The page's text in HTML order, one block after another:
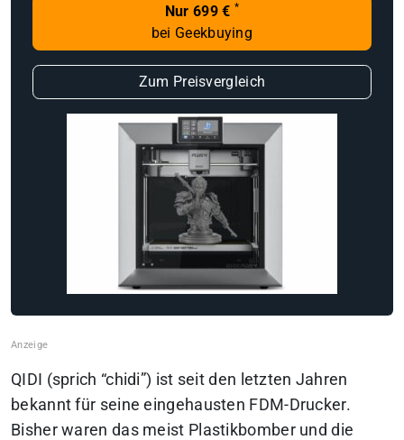
Nur 699 € *
bei Geekbuying
Zum Preisvergleich
QIDI (sprich “chidi”) ist seit den letzten Jahren
bekannt für seine eingehausten FDM-Drucker.
Bisher waren das meist Plastikbomber und die